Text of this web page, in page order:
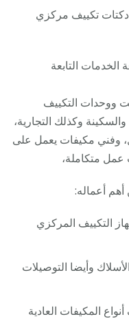
دكتات تكييف مركزي
الخدمات التابعة
ووحدات التكييف
وكذلك التجارية،
وفني مكيفات يعمل على
أعماله:
التكييف المركزي
وأيضا التوصيلات
المكيفات العادية